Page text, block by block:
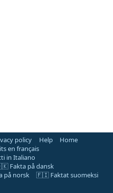
policy Help
Home
en français
in Italiano
Fakta på dansk
norsk
🇫🇮 Faktat suomeksi